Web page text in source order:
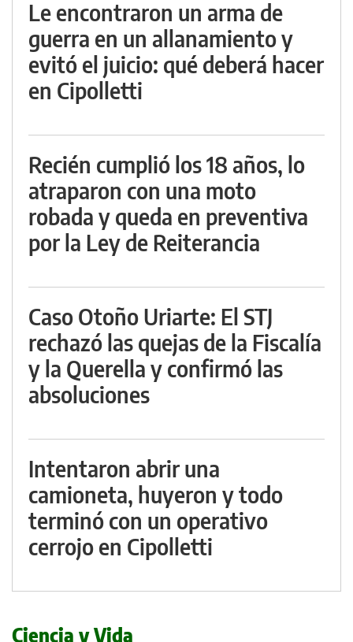
Le encontraron un arma de
guerra en un allanamiento y
evitó el juicio: qué deberá hacer
en Cipolletti
Recién cumplió los 18 años, lo
atraparon con una moto
robada y queda en preventiva
por la Ley de Reiterancia
Caso Otoño Uriarte: El STJ
rechazó las quejas de la Fiscalía
y la Querella y confirmó las
absoluciones
Intentaron abrir una
camioneta, huyeron y todo
terminó con un operativo
cerrojo en Cipolletti
Ciencia y Vida